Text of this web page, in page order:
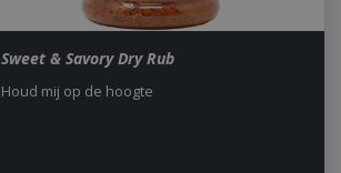
Sweet & Savory Dry Rub
Houd mij op de hoogte